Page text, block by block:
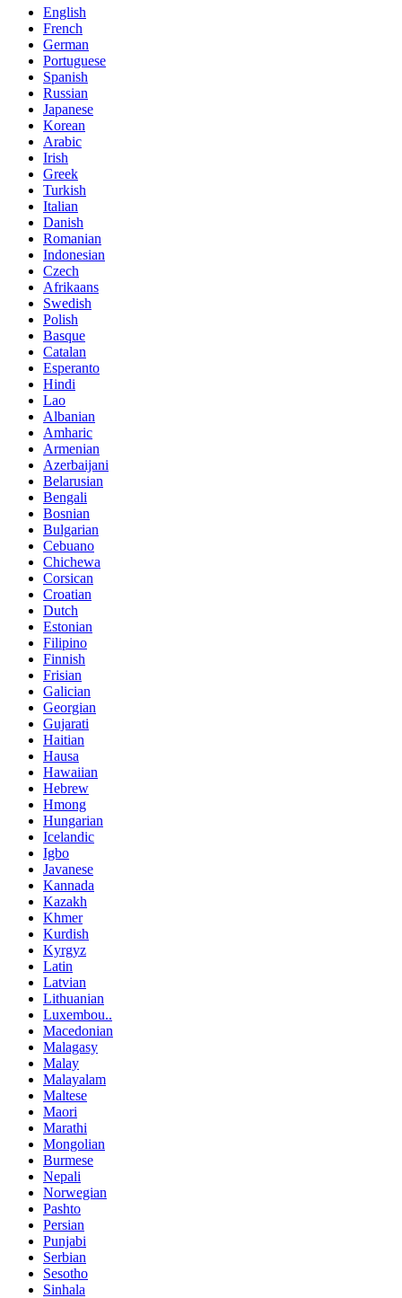
English
French
German
Portuguese
Spanish
Russian
Japanese
Korean
Arabic
Irish
Greek
Turkish
Italian
Danish
Romanian
Indonesian
Czech
Afrikaans
Swedish
Polish
Basque
Catalan
Esperanto
Hindi
Lao
Albanian
Amharic
Armenian
Azerbaijani
Belarusian
Bengali
Bosnian
Bulgarian
Cebuano
Chichewa
Corsican
Croatian
Dutch
Estonian
Filipino
Finnish
Frisian
Galician
Georgian
Gujarati
Haitian
Hausa
Hawaiian
Hebrew
Hmong
Hungarian
Icelandic
Igbo
Javanese
Kannada
Kazakh
Khmer
Kurdish
Kyrgyz
Latin
Latvian
Lithuanian
Luxembou..
Macedonian
Malagasy
Malay
Malayalam
Maltese
Maori
Marathi
Mongolian
Burmese
Nepali
Norwegian
Pashto
Persian
Punjabi
Serbian
Sesotho
Sinhala